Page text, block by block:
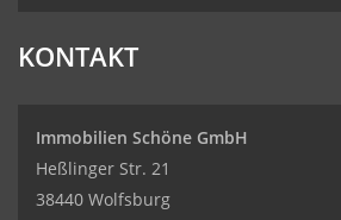
KONTAKT
Immobilien Schöne GmbH
Heßlinger Str. 21
38440 Wolfsburg